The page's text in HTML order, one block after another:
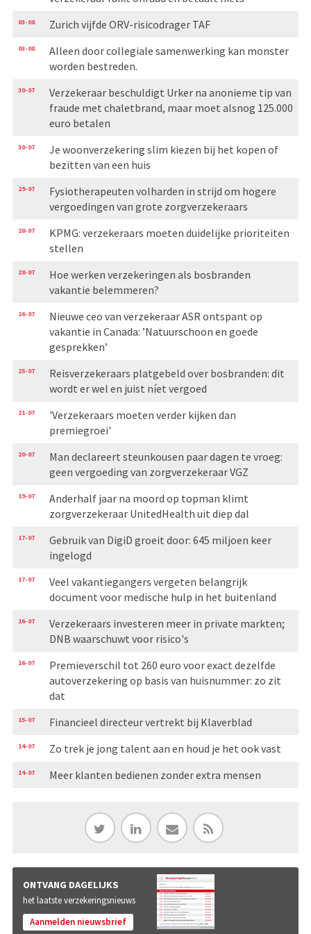
03-08 Zurich vijfde ORV-risicodrager TAF
03-08
Alleen door collegiale samenwerking kan monster
worden bestreden.
30-07
Verzekeraar beschuldigt Urker na anonieme tip van
fraude met chaletbrand, maar moet alsnog 125.000
euro betalen
30-07
Je woonverzekering slim kiezen bij het kopen of
bezitten van een huis
29-07
Fysiotherapeuten volharden in strijd om hogere
vergoedingen van grote zorgverzekeraars
28-07
KPMG: verzekeraars moeten duidelijke prioriteiten
stellen
28-07
Hoe werken verzekeringen als bosbranden
vakantie belemmeren?
26-07
Nieuwe ceo van verzekeraar ASR ontspant op
vakantie in Canada: ’Natuurschoon en goede
gesprekken’
25-07
Reisverzekeraars platgebeld over bosbranden: dit
wordt er wel en juist níet vergoed
21-07
'Verzekeraars moeten verder kijken dan
premiegroei'
20-07
Man declareert steunkousen paar dagen te vroeg:
geen vergoeding van zorgverzekeraar VGZ
19-07
Anderhalf jaar na moord op topman klimt
zorgverzekeraar UnitedHealth uit diep dal
17-07
Gebruik van DigiD groeit door: 645 miljoen keer
ingelogd
17-07
Veel vakantiegangers vergeten belangrijk
document voor medische hulp in het buitenland
16-07
Verzekeraars investeren meer in private markten;
DNB waarschuwt voor risico's
16-07
Premieverschil tot 260 euro voor exact dezelfde
autoverzekering op basis van huisnummer: zo zit
dat
15-07 Financieel directeur vertrekt bij Klaverblad
14-07 Zo trek je jong talent aan en houd je het ook vast
14-07 Meer klanten bedienen zonder extra mensen
ONTVANG DAGELIJKS
het laatste verzekeringsnieuws
Aanmelden nieuwsbrief